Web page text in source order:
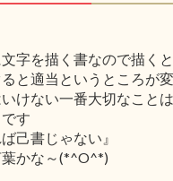
字を描く書なので描く
と適当というところが
けない一番大切なことは
す
己書じゃない』
かな～(*^O^*)